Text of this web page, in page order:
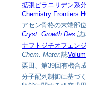
拡張ピラニリデン系
Chemistry Frontiers
アセン骨格の末端部
Cryst. Growth Des.誌
ナフトジチオフェン
Chem. Mater.誌
栗田、第39回有機合
分子配列制御に基づ